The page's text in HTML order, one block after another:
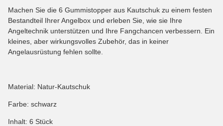
Machen Sie die 6 Gummistopper aus Kautschuk zu einem festen
Bestandteil Ihrer Angelbox und erleben Sie, wie sie Ihre
Angeltechnik unterstützen und Ihre Fangchancen verbessern. Ein
kleines, aber wirkungsvolles Zubehör, das in keiner
Angelausrüstung fehlen sollte.
Material: Natur-Kautschuk
Farbe: schwarz
Inhalt: 6 Stück